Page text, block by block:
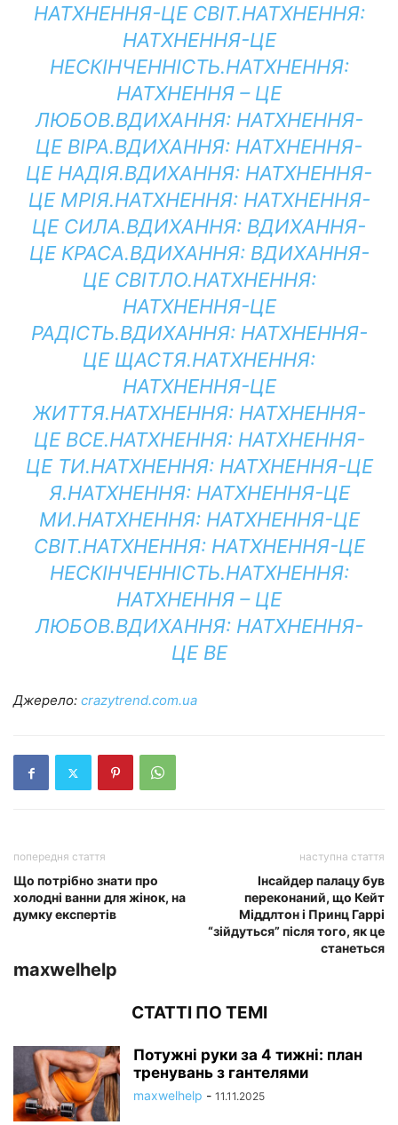
НАТХНЕННЯ-ЦЕ СВІТ.НАТХНЕННЯ:
НАТХНЕННЯ-ЦЕ
НЕСКІНЧЕННІСТЬ.НАТХНЕННЯ:
НАТХНЕННЯ – ЦЕ
ЛЮБОВ.ВДИХАННЯ:НАТХНЕННЯ-
ЦЕ ВІРА.ВДИХАННЯ: НАТХНЕННЯ-
ЦЕ НАДІЯ.ВДИХАННЯ: НАТХНЕННЯ-
ЦЕ МРІЯ.НАТХНЕННЯ:НАТХНЕННЯ-
ЦЕ СИЛА.ВДИХАННЯ: ВДИХАННЯ-
ЦЕ КРАСА.ВДИХАННЯ:ВДИХАННЯ-
ЦЕ СВІТЛО.НАТХНЕННЯ:
НАТХНЕННЯ-ЦЕ
РАДІСТЬ.ВДИХАННЯ:НАТХНЕННЯ-
ЦЕ ЩАСТЯ.НАТХНЕННЯ:
НАТХНЕННЯ-ЦЕ
ЖИТТЯ.НАТХНЕННЯ:НАТХНЕННЯ-
ЦЕ ВСЕ.НАТХНЕННЯ:НАТХНЕННЯ-
ЦЕ ТИ.НАТХНЕННЯ:НАТХНЕННЯ-ЦЕ
Я.НАТХНЕННЯ:НАТХНЕННЯ-ЦЕ
МИ.НАТХНЕННЯ:НАТХНЕННЯ-ЦЕ
СВІТ.НАТХНЕННЯ:НАТХНЕННЯ-ЦЕ
НЕСКІНЧЕННІСТЬ.НАТХНЕННЯ:
НАТХНЕННЯ – ЦЕ
ЛЮБОВ.ВДИХАННЯ:НАТХНЕННЯ-
ЦЕ ВЕ
Джерело: crazytrend.com.ua
попередня стаття
Що потрібно знати про
холодні ванни для жінок, на
думку експертів
наступна стаття
Інсайдер палацу був
переконаний, що Кейт
Міддлтон і Принц Гаррі
“зійдуться” після того, як це
станеться
maxwelhelp
СТАТТІ ПО ТЕМІ
Потужні руки за 4 тижні: план
тренувань з гантелями
maxwelhelp - 11.11.2025